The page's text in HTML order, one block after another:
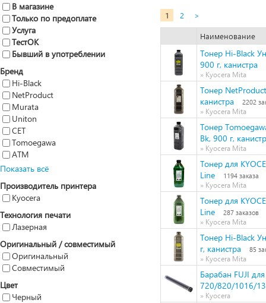
В магазине
Только по предоплате
Услуга
ТестОК
Бывший в употреблении
Бренд
Hi-Black
NetProduct
Murata
Uniton
CET
Tomoegawa
ATM
Показать всё
Производитель принтера
Kyocera
Технология печати
Лазерная
Оригинальный / совместимый
Оригинальный
Совместимый
Цвет
Черный
1 2 >
Наименование
Тонер Hi-Black
900 г, канистра
» Kyocera Mita
Тонер
канистра
2202
» Kyocera Mita
Тонер
Bk, 900 г,
» Kyocera Mita
Тонер для
Line
1194 заказа
» Kyocera Mita
Тонер для
Line
287 заказов
» Kyocera Mita
Тонер Hi-Black
г, канистра
85
» Kyocera Mita
Барабан FUJI
720/820/1016/
» Kyocera